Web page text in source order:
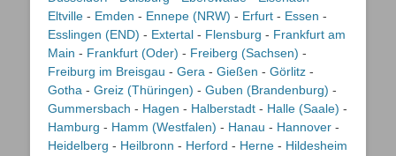
Eltville - Emden - Ennepe (NRW) - Erfurt - Essen -
Esslingen (END) - Extertal - Flensburg - Frankfurt am
Main - Frankfurt (Oder) - Freiberg (Sachsen) -
Freiburg im Breisgau - Gera - Gießen - Görlitz -
Gotha - Greiz (Thüringen) - Guben (Brandenburg) -
Gummersbach - Hagen - Halberstadt - Halle (Saale) -
Hamburg - Hamm (Westfalen) - Hanau - Hannover -
Heidelberg - Heilbronn - Herford - Herne - Hildesheim